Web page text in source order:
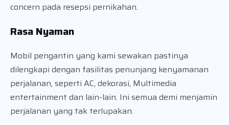
concern pada resepsi pernikahan.
Rasa Nyaman
Mobil pengantin yang kami sewakan pastinya
dilengkapi dengan fasilitas penunjang kenyamanan
perjalanan, seperti AC, dekorasi, Multimedia
entertainment dan lain-lain. Ini semua demi menjamin
perjalanan yang tak terlupakan.